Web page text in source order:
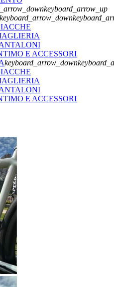
keyboard_arrow_up
keyboard_arrow_down
E ACCESSORI
keyboard_arrow_down
E ACCESSORI